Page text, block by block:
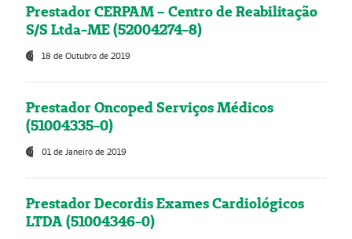
Prestador CERPAM – Centro de Reabilitação
S/S Ltda-ME (52004274-8)
18 de Outubro de 2019
Prestador Oncoped Serviços Médicos
(51004335-0)
01 de Janeiro de 2019
Prestador Decordis Exames Cardiológicos
LTDA (51004346-0)